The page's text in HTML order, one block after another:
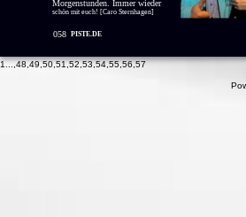
058 PISTE.DE
Morgenstunden. Immer wieder
schön mit euch! [Caro Sternhagen]
1...,48,49,50,51,52,53,54,55,56,57